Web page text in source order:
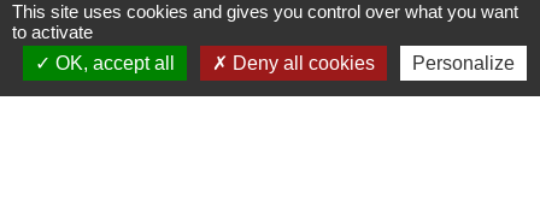
79390 Thénezay - FRANCE
+33 5 49 63 00 20
This site uses cookies and gives you control over what you want
to activate
OK, accept all
Deny all cookies Personalize